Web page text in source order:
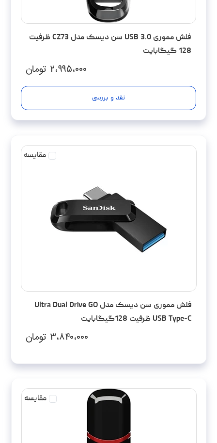
فلش مموری USB 3.0 سن دیسک مدل CZ73 ظرفیت
128 گیگابایت
۲،۹۹۵،۰۰۰ تومان
نقد و بررسی
مقایسه
فلش مموری سن دیسک مدل Ultra Dual Drive GO
USB Type-C ظرفیت 128گیگابایت
۳،۸۴۰،۰۰۰ تومان
مقایسه